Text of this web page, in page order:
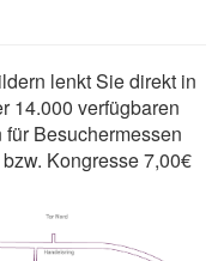
lenkt Sie direkt in
14.000 verfügbaren
Besuchermessen
Kongresse 7,00€